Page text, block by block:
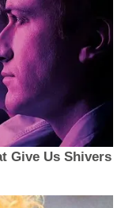
Give Us Shivers